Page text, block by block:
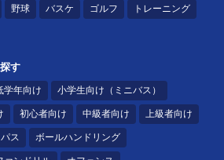
野球 バスケ ゴルフ トレーニング
す
学年向け 小学生向け（ミニバス）
初心者向け 中級者向け 上級者向け
パス ボールハンドリング